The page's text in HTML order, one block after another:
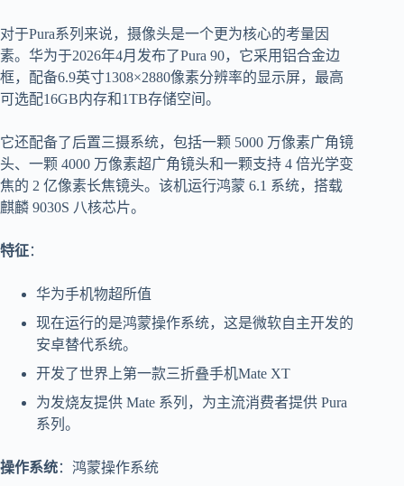
对于Pura系列来说，摄像头是一个更为核心的考量因
素。华为于2026年4月发布了Pura 90，它采用铝合金边
框，配备6.9英寸1308×2880像素分辨率的显示屏，最高
可选配16GB内存和1TB存储空间。
它还配备了后置三摄系统，包括一颗 5000 万像素广角镜
头、一颗 4000 万像素超广角镜头和一颗支持 4 倍光学变
焦的 2 亿像素长焦镜头。该机运行鸿蒙 6.1 系统，搭载
麒麟 9030S 八核芯片。
特征：
华为手机物超所值
现在运行的是鸿蒙操作系统，这是微软自主开发的
安卓替代系统。
开发了世界上第一款三折叠手机Mate XT
为发烧友提供 Mate 系列，为主流消费者提供 Pura
系列。
操作系统：鸿蒙操作系统